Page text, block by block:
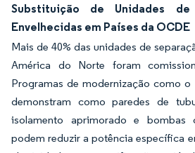
Substituição de Unidades
Envelhecidas em Países da OCDE
Mais de 40% das unidades de
América do Norte foram
Programas de modernização como o
demonstram como paredes de
isolamento aprimorado e bombas
podem reduzir a potência específica